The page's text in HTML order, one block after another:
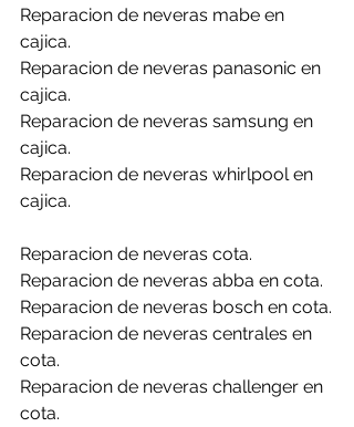
Reparacion de neveras mabe en
cajica.
Reparacion de neveras panasonic en
cajica.
Reparacion de neveras samsung en
cajica.
Reparacion de neveras whirlpool en
cajica.
Reparacion de neveras cota.
Reparacion de neveras abba en cota.
Reparacion de neveras bosch en cota.
Reparacion de neveras centrales en
cota.
Reparacion de neveras challenger en
cota.